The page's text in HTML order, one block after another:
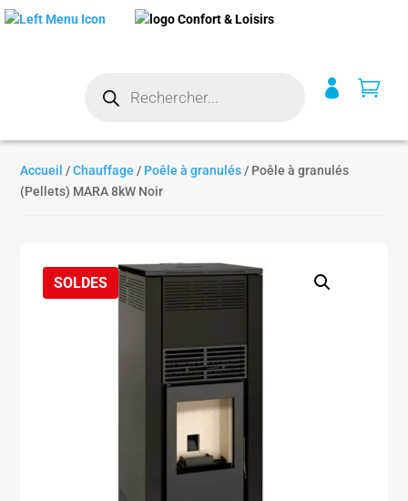
produits
 
Accueil /Chauffage / Poêle à granulés / Poêle à granulés
(Pellets) MARA 8kW Noir
SOLDES